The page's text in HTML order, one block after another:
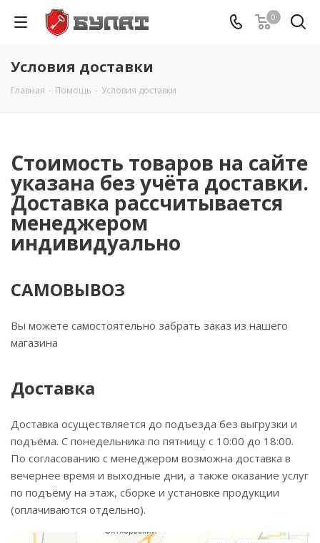
0
Условия доставки
Главная - Помощь - Условия доставки
Стоимость товаров на сайте
указана без учёта доставки.
Доставка рассчитывается
менеджером
индивидуально
САМОВЫВОЗ
Вы можете самостоятельно забрать заказ из нашего
магазина
Доставка
Доставка осуществляется до подъезда без выгрузки и
подъёма. С понедельника по пятницу с 10:00 до 18:00.
По согласованию с менеджером возможна доставка в
вечернее время и выходные дни, а также оказание услуг
по подъёму на этаж, сборке и установке продукции
(оплачиваются отдельно).